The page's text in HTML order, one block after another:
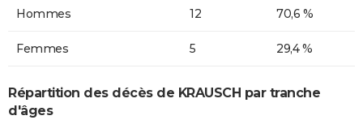
Hommes 12 70,6 %
Femmes 5 29,4 %
Répartition des décès de KRAUSCH par tranche
d'âges